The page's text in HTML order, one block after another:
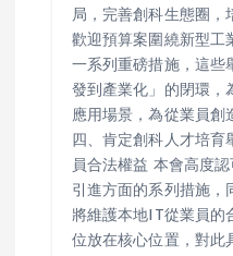
局，完善創科生態圈，
歡迎預算案圍繞新型工
一系列重磅措施，這些
發到產業化」的閉環，
應用場景，為從業員創
四、肯定創科人才培育
員合法權益 本會高度
引進方面的系列措施，
將維護本地IT從業員的
位放在核心位置，對此